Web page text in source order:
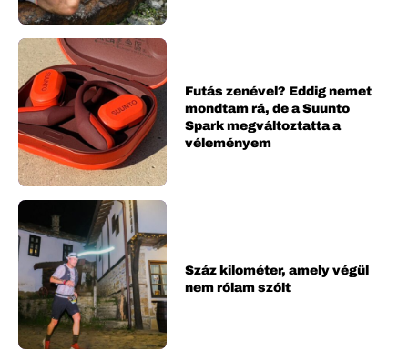
Futás zenével? Eddig nemet
mondtam rá, de a Suunto
Spark megváltoztatta a
véleményem
Száz kilométer, amely végül
nem rólam szólt